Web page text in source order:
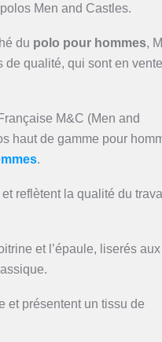
Men and Castles.
du polo pour hommes,
qualité, qui sont en vente
M&C (Men and
haut de gamme pour
.
reflètent la qualité du
et l’épaule, liserés aux
et présentent un tissu de